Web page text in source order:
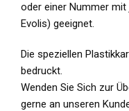
oder einer Nummer
Evolis) geeignet.
Die speziellen
bedruckt.
Wenden Sie Sich zur
gerne an unseren